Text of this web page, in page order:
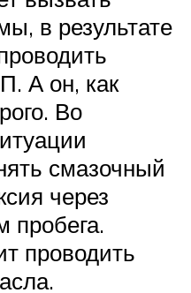
в результате
А он, как
Во
смазочный
через
пробега.
проводить